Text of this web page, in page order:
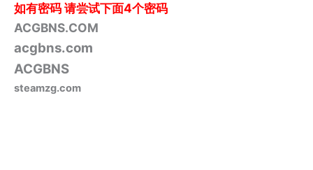
如有密码请尝试下面4个密码
ACGBNS.COM
acgbns.com
ACGBNS
steamzg.com